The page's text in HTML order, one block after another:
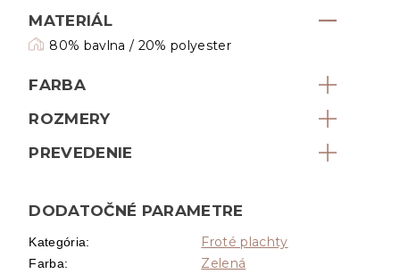
MATERIÁL
80% bavlna / 20% polyester
FARBA
ROZMERY
PREVEDENIE
DODATOČNÉ PARAMETRE
Kategória: Froté plachty
Farba: Zelená